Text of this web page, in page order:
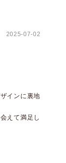
2025-07-02
インに裏地
えて満足し